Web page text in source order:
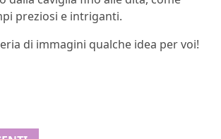
preziosi e intriganti.
di immagini qualche idea per voi!